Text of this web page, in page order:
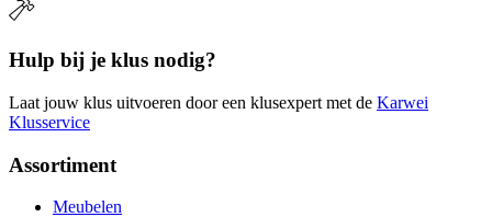
Hulp bij je klus nodig?
Laat jouw klus uitvoeren door een klusexpert met de Karwei
Klusservice
Assortiment
Meubelen